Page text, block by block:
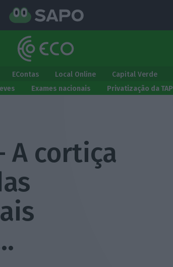
EContas Local Online Capital Verde
Exames nacionais Privatização da TAP
A cortiça